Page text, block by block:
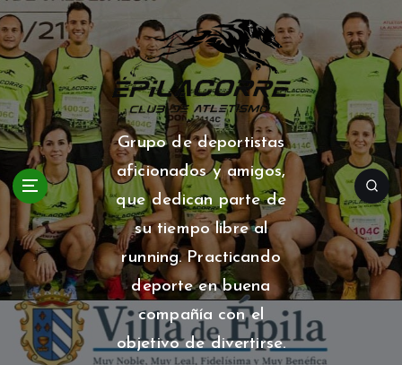
S
a
l
t
a
r
a
l
e
n
i
Grupo de deportistas
aficionados y amigos,
que dedican parte de
su tiempo libre al
running. Practicando
deporte en buena
compañía con el
objetivo de divertirse.